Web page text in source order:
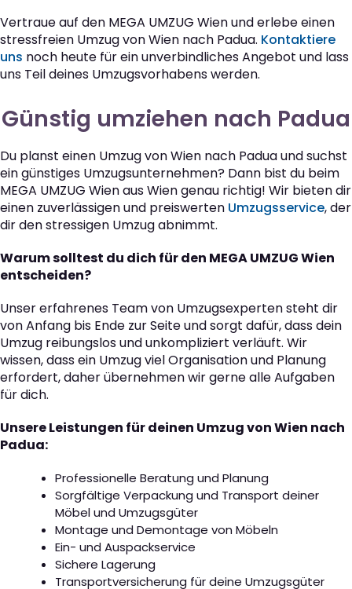
Vertraue auf den MEGA UMZUG Wien und erlebe einen
stressfreien Umzug von Wien nach Padua. Kontaktiere
uns noch heute für ein unverbindliches Angebot und lass
uns Teil deines Umzugsvorhabens werden.
Günstig umziehen nach Padua
Du planst einen Umzug von Wien nach Padua und suchst
ein günstiges Umzugsunternehmen? Dann bist du beim
MEGA UMZUG Wien aus Wien genau richtig! Wir bieten dir
einen zuverlässigen und preiswerten Umzugsservice, der
dir den stressigen Umzug abnimmt.
Warum solltest du dich für den MEGA UMZUG Wien
entscheiden?
Unser erfahrenes Team von Umzugsexperten steht dir
von Anfang bis Ende zur Seite und sorgt dafür, dass dein
Umzug reibungslos und unkompliziert verläuft. Wir
wissen, dass ein Umzug viel Organisation und Planung
erfordert, daher übernehmen wir gerne alle Aufgaben
für dich.
Unsere Leistungen für deinen Umzug von Wien nach
Padua:
Professionelle Beratung und Planung
Sorgfältige Verpackung und Transport deiner
Möbel und Umzugsgüter
Montage und Demontage von Möbeln
Ein- und Auspackservice
Sichere Lagerung
Transportversicherung für deine Umzugsgüter